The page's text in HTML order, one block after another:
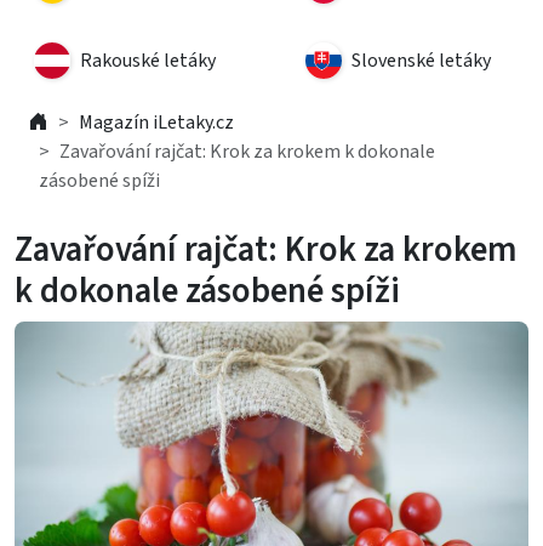
Rakouské letáky Slovenské letáky
Magazín iLetaky.cz
Zavařování rajčat: Krok za krokem k dokonale
zásobené spíži
Zavařování rajčat: Krok za krokem
k dokonale zásobené spíži